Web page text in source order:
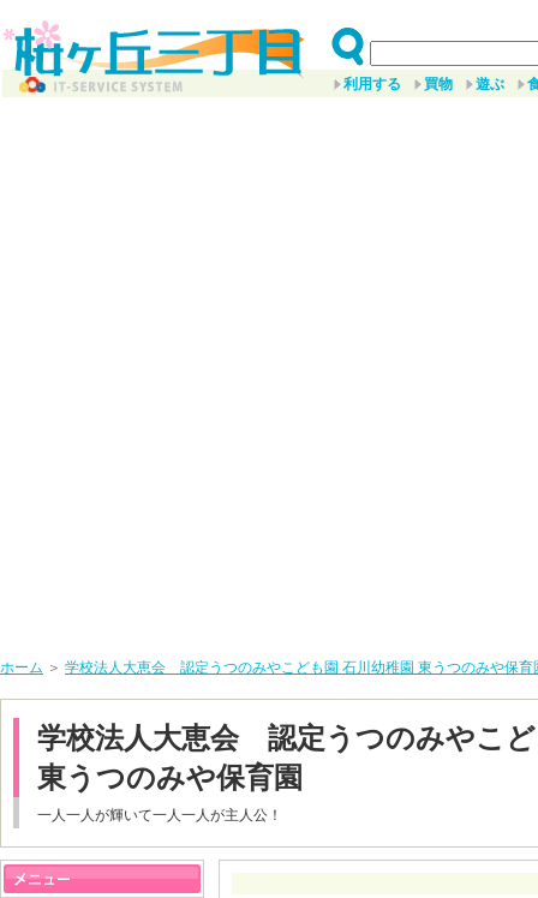
利用する 買物 遊ぶ
ホーム ＞ 学校法人大恵会 認定うつのみやこども園 石川幼稚園 東うつのみや保
学校法人大恵会 認定うつのみやこ
東うつのみや保育園
一人一人が輝いて一人一人が主人公！